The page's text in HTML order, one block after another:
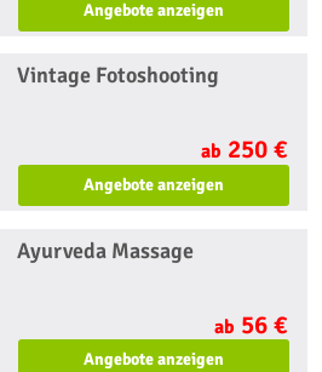
Angebote anzeigen
Vintage Fotoshooting
ab 250 €
Angebote anzeigen
Ayurveda Massage
ab 56 €
Angebote anzeigen